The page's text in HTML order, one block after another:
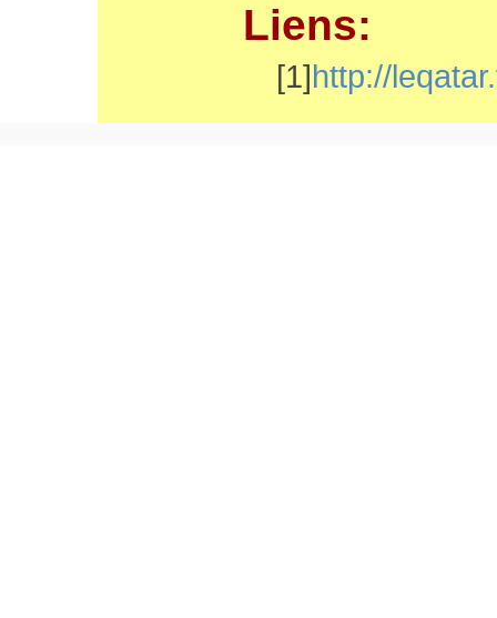
Liens:
[1]http://